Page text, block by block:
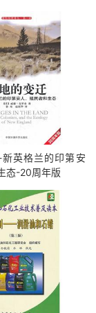
英格兰的印第安
态-20周年版